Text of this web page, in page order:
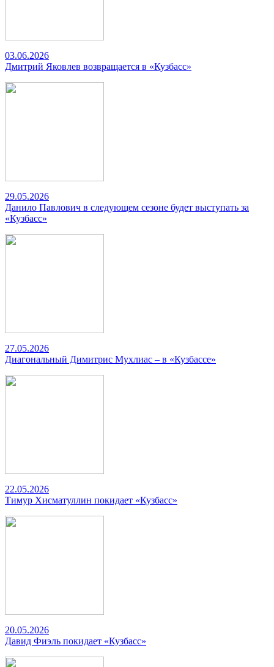
03.06.2026
Дмитрий Яковлев возвращается в «Кузбасс»
29.05.2026
Данило Павлович в следующем сезоне будет выступать за
«Кузбасс»
27.05.2026
Диагональный Димитрис Мухлиас – в «Кузбассе»
22.05.2026
Тимур Хисматуллин покидает «Кузбасс»
20.05.2026
Давид Фиэль покидает «Кузбасс»